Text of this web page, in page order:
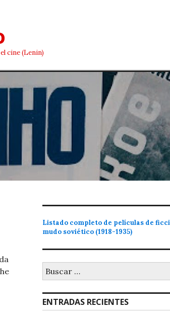
cine (Lenin)
Listado completo de películas de
mudo soviético (1918-1935)
ENTRADAS RECIENTES